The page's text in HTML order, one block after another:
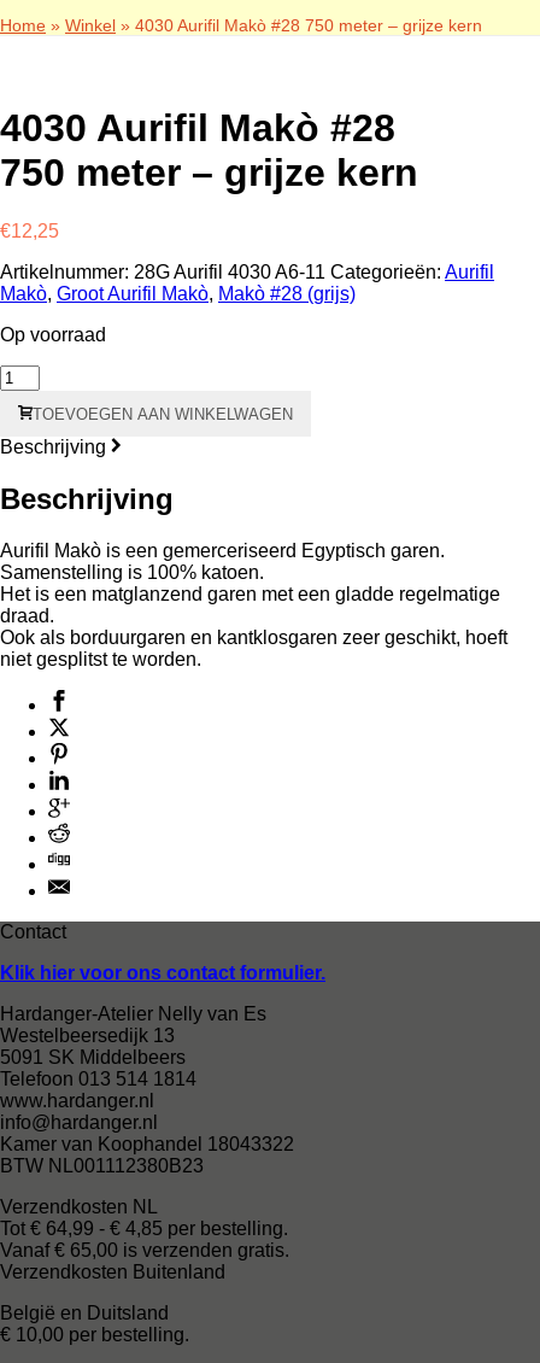
Home » Winkel » 4030 Aurifil Makò #28 750 meter – grijze kern
4030 Aurifil Makò #28
750 meter – grijze kern
€12,25
Artikelnummer: 28G Aurifil 4030 A6-11 Categorieën: Aurifil
Makò, Groot Aurifil Makò, Makò #28 (grijs)
Op voorraad
4030
Aurifil
Makò
#28
–
kern
aantal
TOEVOEGEN AAN WINKELWAGEN
Beschrijving
Beschrijving
Aurifil Makò is een gemerceriseerd Egyptisch garen.
Samenstelling is 100% katoen.
Het is een matglanzend garen met een gladde regelmatige
draad.
Ook als borduurgaren en kantklosgaren zeer geschikt, hoeft
niet gesplitst te worden.
Contact
Klik hier voor ons contact formulier.
Hardanger-Atelier Nelly van Es
Westelbeersedijk 13
5091 SK Middelbeers
Telefoon 013 514 1814
www.hardanger.nl
info@hardanger.nl
Kamer van Koophandel 18043322
BTW NL001112380B23
Verzendkosten NL
Tot € 64,99 - € 4,85 per bestelling.
Vanaf € 65,00 is verzenden gratis.
Verzendkosten Buitenland
België en Duitsland
€ 10,00 per bestelling.